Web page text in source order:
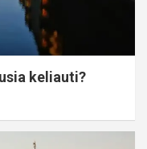
keliauti?